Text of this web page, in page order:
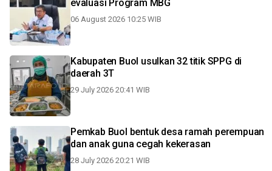
evaluasi Program MBG
06 August 2026 10:25 WIB
Kabupaten Buol usulkan 32 titik SPPG di
daerah 3T
29 July 2026 20:41 WIB
Pemkab Buol bentuk desa ramah perempuan
dan anak guna cegah kekerasan
28 July 2026 20:21 WIB